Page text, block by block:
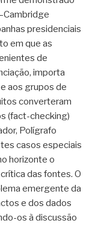
presidenciais
em que as
de
importa
aos grupos de
converteram
(fact-checking)
Polígrafo
casos especiais
horizonte o
das fontes. O
emergente da
e dos dados
os à discussão